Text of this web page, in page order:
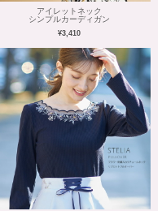
アイレットネック
シンプルカーディガン
¥3,410